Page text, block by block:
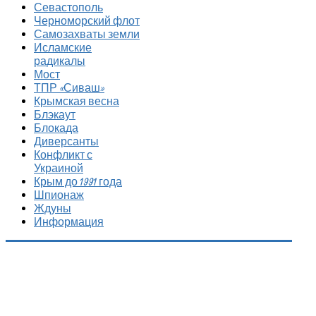
Севастополь
Черноморский флот
Самозахваты земли
Исламские
радикалы
Мост
ТПР «Сиваш»
Крымская весна
Блэкаут
Блокада
Диверсанты
Конфликт с
Украиной
Крым до 1991 года
Шпионаж
Ждуны
Информация